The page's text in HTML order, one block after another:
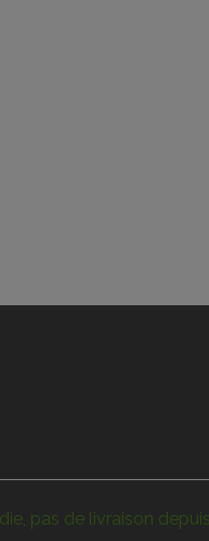
pas de livraison